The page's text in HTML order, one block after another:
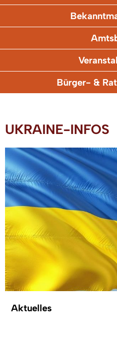
Bürger- &
UKRAINE-INFOS
Aktuelles